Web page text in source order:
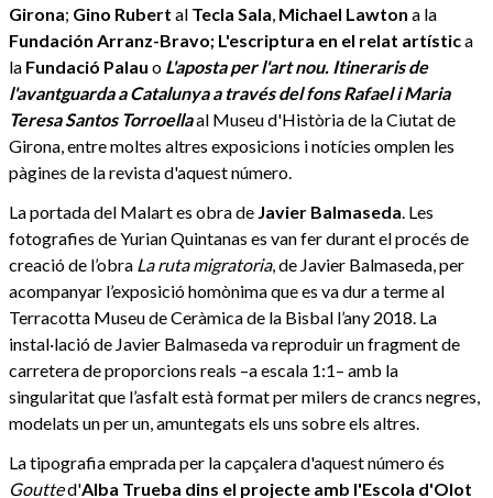
Girona; Gino Rubert al Tecla Sala, Michael Lawton a la
Fundación Arranz-Bravo; L'escriptura en el relat artística
la Fundació Palau o L'aposta per l'art nou. Itineraris de
l'avantguarda a Catalunya a través del fons Rafael i Maria
Teresa Santos Torroellaal Museu d'Història de la Ciutat de
Girona, entre moltes altres exposicions i notícies omplen les
pàgines de la revista d'aquest número.
La portada del Malart es obra de Javier Balmaseda. Les
fotografies de Yurian Quintanas es van fer durant el procés de
creació de l’obra La ruta migratoria, de Javier Balmaseda, per
acompanyar l’exposició homònima que es va dur a terme al
Terracotta Museu de Ceràmica de la Bisbal l’any 2018. La
instal·lació de Javier Balmaseda va reproduir un fragment de
carretera de proporcions reals –a escala 1:1– amb la
singularitat que l’asfalt està format per milers de crancs negres,
modelats un per un, amuntegats els uns sobre els altres.
La tipografia emprada per la capçalera d'aquest número és
Goutted'Alba Trueba dins el projecte amb l'Escola d'Olot